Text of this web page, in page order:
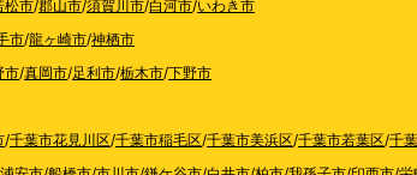
松市/郡山市/須賀川市/白河市/いわき市
市/龍ヶ崎市/神栖市
市/真岡市/足利市/栃木市/下野市
/千葉市花見川区/千葉市稲毛区/千葉市美浜区/千葉市若葉区/千